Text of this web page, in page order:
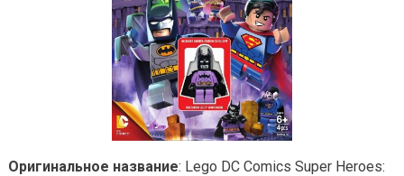
Оригинальное название: Lego DC Comics Super Heroes: